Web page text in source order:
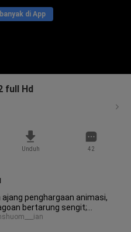
di App
full Hd
Unduh 42
ajang penghargaan animasi,
bertarung sengit;
gila sih film animasi Oscar